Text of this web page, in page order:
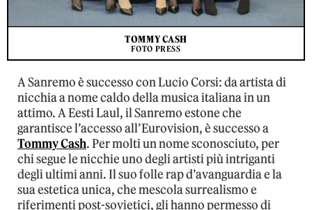
TOMMY CASH
FOTO PRESS
A Sanremo è successo con Lucio Corsi: da artista di
nicchia a nome caldo della musica italiana in un
attimo. A Eesti Laul, il Sanremo estone che
garantisce l’accesso all’Eurovision, è successo a
Tommy Cash. Per molti un nome sconosciuto, per
chi segue le nicchie uno degli artisti più intriganti
degli ultimi anni. Il suo folle rap d’avanguardia e la
sua estetica unica, che mescola surrealismo e
riferimenti post-sovietici, gli hanno permesso di